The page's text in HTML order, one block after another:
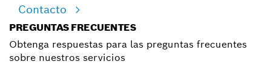
Contacto
PREGUNTAS FRECUENTES
Obtenga respuestas para las preguntas frecuentes
sobre nuestros servicios